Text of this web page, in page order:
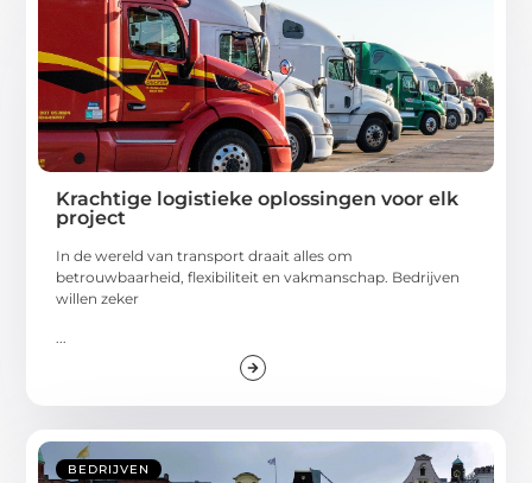
Krachtige logistieke oplossingen voor elk
project
In de wereld van transport draait alles om
betrouwbaarheid, flexibiliteit en vakmanschap. Bedrijven
willen zeker
BEDRIJVEN